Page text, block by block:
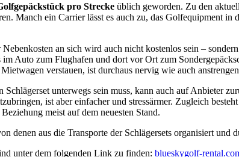
pro Strecke üblich geworden. Zu den
Manch ein Carrier lässt es auch zu, das Golfequipment in
an sich wird auch nicht kostenlos sein –
Auto zum Flughafen und dort vor Ort zum
verstauen, ist durchaus nervig wie auch
unterwegs sein muss, kann auch auf Anbieter
ist aber einfacher und stressärmer. Zugleich
meist auf dem neuesten Stand.
denen aus die Transporte der Schlägersets organisiert und
unter dem folgenden Link zu finden: blueskygolf-